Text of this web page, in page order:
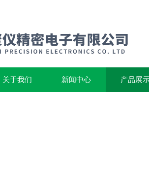
关于我们 新闻中心 产品展